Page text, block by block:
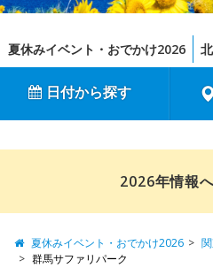
夏休みイベント・おでかけ2026
日付から探す
2026年情報
夏休みイベント・おでかけ2026
群馬サファリパーク